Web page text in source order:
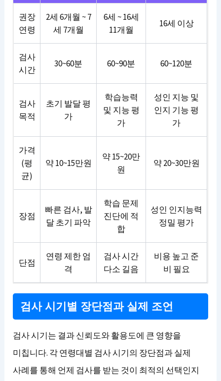
권장
연령
2세 6개월 ~ 7
세 7개월
6세 ~ 16세
11개월
16세 이상
검사
시간
30~60분 60~90분 60~120분
검사
목적
초기 발달 평
가
학습능력
및 지능 평
가
성인 지능 및
인지 기능 평
가
가격
(평
균)
약 10~15만원
약 15~20만
원
약 20~30만원
장점
빠른 검사, 발
달 초기 파악
학습 문제
진단에 적
합
성인 인지능력
정밀 평가
단점
연령 제한 엄
격
검사 시간
다소 길음
비용 높고 준
비 필요
검사 시기별 장단점과 실제 조언
검사 시기는 결과 신뢰도와 활용도에 큰 영향을
미칩니다. 각 연령대별 검사 시기의 장단점과 실제
사례를 통해 언제 검사를 받는 것이 최적의 선택인지